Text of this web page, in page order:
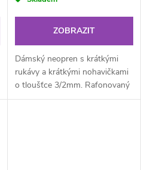
ZOBRAZIT
Dámský neopren s krátkými
rukávy a krátkými nohavičkami
o tloušťce 3/2mm. Rafonovaný
přední zip umožnuje snadné